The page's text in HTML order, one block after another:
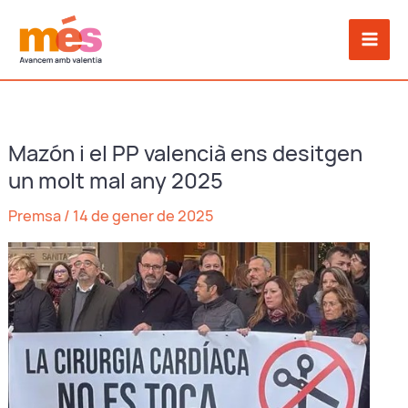
contingut
Mazón i el PP valencià ens desitgen
un molt mal any 2025
Premsa/ 14 de gener de 2025